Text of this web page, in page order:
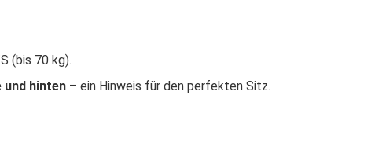
(bis 70 kg).
und hinten – ein Hinweis für den perfekten Sitz.